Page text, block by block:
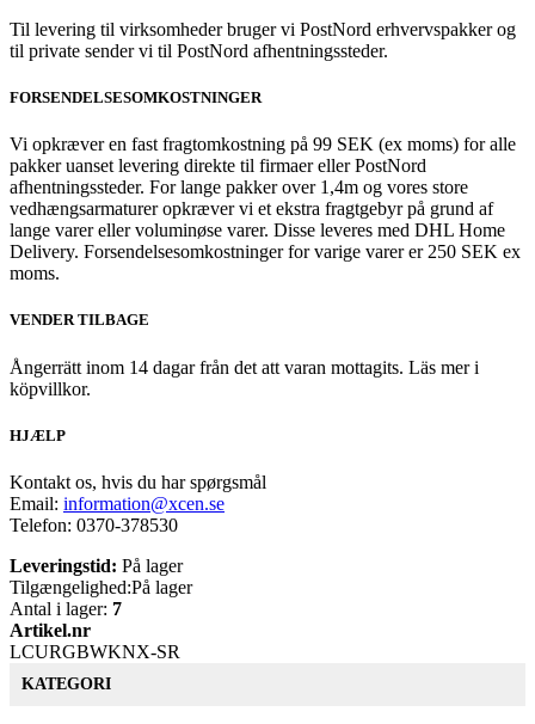
Til levering til virksomheder bruger vi PostNord erhvervspakker og
til private sender vi til PostNord afhentningssteder.
FORSENDELSESOMKOSTNINGER
Vi opkræver en fast fragtomkostning på 99 SEK (ex moms) for alle
pakker uanset levering direkte til firmaer eller PostNord
afhentningssteder. For lange pakker over 1,4m og vores store
vedhængsarmaturer opkræver vi et ekstra fragtgebyr på grund af
lange varer eller voluminøse varer. Disse leveres med DHL Home
Delivery. Forsendelsesomkostninger for varige varer er 250 SEK ex
moms.
VENDER TILBAGE
Ångerrätt inom 14 dagar från det att varan mottagits. Läs mer i
köpvillkor.
HJÆLP
Kontakt os, hvis du har spørgsmål
Email: information@xcen.se
Telefon: 0370-378530
Leveringstid: På lager
Tilgængelighed:På lager
Antal i lager: 7
Artikel.nr
LCURGBWKNX-SR
KATEGORI